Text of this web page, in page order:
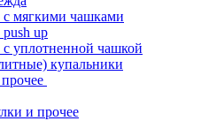
мягкими чашками
up
уплотненной чашкой
купальники
и прочее